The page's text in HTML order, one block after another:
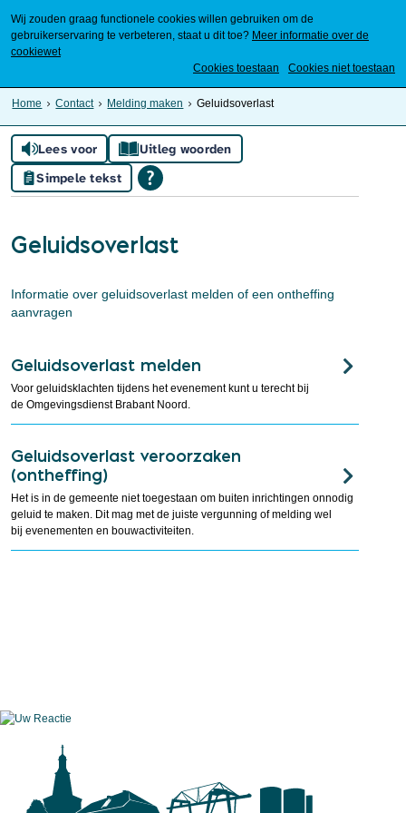
Wij zouden graag functionele cookies willen gebruiken om de
gebruikerservaring te verbeteren, staat u dit toe? Meer informatie over de
cookiewet
Cookies toestaan
Cookies niet toestaan
Home Contact Melding maken Geluidsoverlast
Lees voor
Uitleg woorden
Simpele tekst
Geluidsoverlast
Informatie over geluidsoverlast melden of een ontheffing
aanvragen
Geluidsoverlast melden
Voor geluidsklachten tijdens het evenement kunt u terecht bij
de Omgevingsdienst Brabant Noord.
Geluidsoverlast veroorzaken
(ontheffing)
Het is in de gemeente niet toegestaan om buiten inrichtingen onnodig
geluid te maken. Dit mag met de juiste vergunning of melding wel
bij evenementen en bouwactiviteiten.